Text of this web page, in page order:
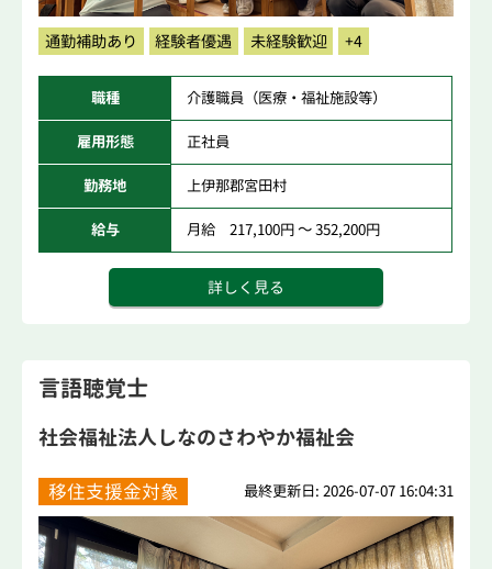
通勤補助あり 経験者優遇 未経験歓迎 +4
職種 介護職員（医療・福祉施設等）
雇用形態 正社員
勤務地 上伊那郡宮田村
給与 月給 217,100円 ～ 352,200円
詳しく見る
言語聴覚士
社会福祉法人しなのさわやか福祉会
移住支援金対象 最終更新日: 2026-07-07 16:04:31